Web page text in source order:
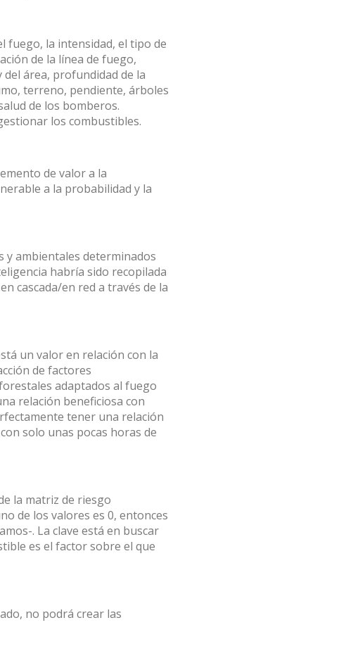
fuego, la intensidad, el tipo de
de la línea de fuego,
área, profundidad de la
terreno, pendiente, árboles
de los bomberos.
los combustibles.
de valor a la
a la probabilidad y la
y ambientales determinados
habría sido recopilada
cascada/en red a través de la
un valor en relación con la
de factores
adaptados al fuego
relación beneficiosa con
tener una relación
solo unas pocas horas de
la matriz de riesgo
de los valores es 0, entonces
. La clave está en buscar
es el factor sobre el que
no podrá crear las